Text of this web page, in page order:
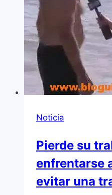
Noticia
Pierde su
enfrentarse
evitar una